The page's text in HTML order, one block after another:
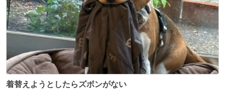
ト
数
数
着替えようとしたらズボンがない